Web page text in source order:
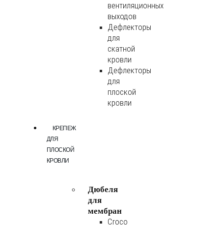
вентиляционных
выходов
Дефлекторы
для
скатной
кровли
Дефлекторы
для
плоской
кровли
КРЕПЕЖ
ДЛЯ
ПЛОСКОЙ
КРОВЛИ
Дюбеля
для
мембран
Croco